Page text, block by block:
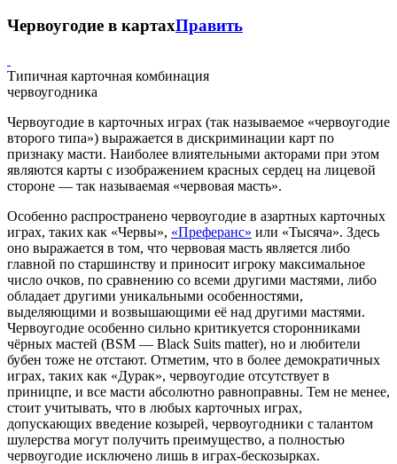
Червоугодие в картахПравить
Типичная карточная комбинация
червоугодника
Червоугодие в карточных играх (так называемое «червоугодие
второго типа») выражается в дискриминации карт по
признаку масти. Наиболее влиятельными акторами при этом
являются карты с изображением красных сердец на лицевой
стороне — так называемая «червовая масть».
Особенно распространено червоугодие в азартных карточных
играх, таких как «Червы», «Преферанс» или «Тысяча». Здесь
оно выражается в том, что червовая масть является либо
главной по старшинству и приносит игроку максимальное
число очков, по сравнению со всеми другими мастями, либо
обладает другими уникальными особенностями,
выделяющими и возвышающими её над другими мастями.
Червоугодие особенно сильно критикуется сторонниками
чёрных мастей (BSM — Black Suits matter), но и любители
бубен тоже не отстают. Отметим, что в более демократичных
играх, таких как «Дурак», червоугодие отсутствует в
приницпе, и все масти абсолютно равноправны. Тем не менее,
стоит учитывать, что в любых карточных играх,
допускающих введение козырей, червоугодники с талантом
шулерства могут получить преимущество, а полностью
червоугодие исключено лишь в играх-бескозырках.